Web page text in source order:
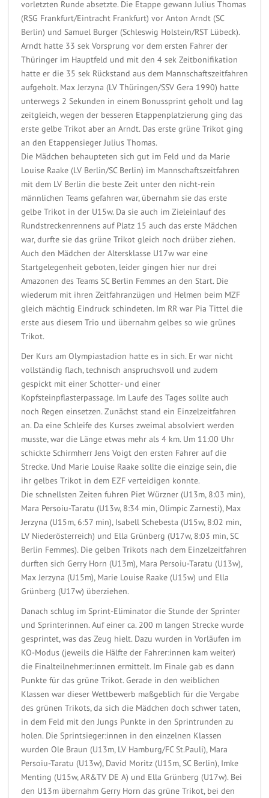
vorletzten Runde absetzte. Die Etappe gewann Julius Thomas
(RSG Frankfurt/Eintracht Frankfurt) vor Anton Arndt (SC
Berlin) und Samuel Burger (Schleswig Holstein/RST Lübeck).
Arndt hatte 33 sek Vorsprung vor dem ersten Fahrer der
Thüringer im Hauptfeld und mit den 4 sek Zeitbonifikation
hatte er die 35 sek Rückstand aus dem Mannschaftszeitfahren
aufgeholt. Max Jerzyna (LV Thüringen/SSV Gera 1990) hatte
unterwegs 2 Sekunden in einem Bonussprint geholt und lag
zeitgleich, wegen der besseren Etappenplatzierung ging das
erste gelbe Trikot aber an Arndt. Das erste grüne Trikot ging
an den Etappensieger Julius Thomas.
Die Mädchen behaupteten sich gut im Feld und da Marie
Louise Raake (LV Berlin/SC Berlin) im Mannschaftszeitfahren
mit dem LV Berlin die beste Zeit unter den nicht-rein
männlichen Teams gefahren war, übernahm sie das erste
gelbe Trikot in der U15w. Da sie auch im Zieleinlauf des
Rundstreckenrennens auf Platz 15 auch das erste Mädchen
war, durfte sie das grüne Trikot gleich noch drüber ziehen.
Auch den Mädchen der Altersklasse U17w war eine
Startgelegenheit geboten, leider gingen hier nur drei
Amazonen des Teams SC Berlin Femmes an den Start. Die
wiederum mit ihren Zeitfahranzügen und Helmen beim MZF
gleich mächtig Eindruck schindeten. Im RR war Pia Tittel die
erste aus diesem Trio und übernahm gelbes so wie grünes
Trikot.
Der Kurs am Olympiastadion hatte es in sich. Er war nicht
vollständig flach, technisch anspruchsvoll und zudem
gespickt mit einer Schotter- und einer
Kopfsteinpflasterpassage. Im Laufe des Tages sollte auch
noch Regen einsetzen. Zunächst stand ein Einzelzeitfahren
an. Da eine Schleife des Kurses zweimal absolviert werden
musste, war die Länge etwas mehr als 4 km. Um 11:00 Uhr
schickte Schirmherr Jens Voigt den ersten Fahrer auf die
Strecke. Und Marie Louise Raake sollte die einzige sein, die
ihr gelbes Trikot in dem EZF verteidigen konnte.
Die schnellsten Zeiten fuhren Piet Würzner (U13m, 8:03 min),
Mara Persoiu-Taratu (U13w, 8:34 min, Olimpic Zarnesti), Max
Jerzyna (U15m, 6:57 min), Isabell Schebesta (U15w, 8:02 min,
LV Niederösterreich) und Ella Grünberg (U17w, 8:03 min, SC
Berlin Femmes). Die gelben Trikots nach dem Einzelzeitfahren
durften sich Gerry Horn (U13m), Mara Persoiu-Taratu (U13w),
Max Jerzyna (U15m), Marie Louise Raake (U15w) und Ella
Grünberg (U17w) überziehen.
Danach schlug im Sprint-Eliminator die Stunde der Sprinter
und Sprinterinnen. Auf einer ca. 200 m langen Strecke wurde
gesprintet, was das Zeug hielt. Dazu wurden in Vorläufen im
KO-Modus (jeweils die Hälfte der Fahrer:innen kam weiter)
die Finalteilnehmer:innen ermittelt. Im Finale gab es dann
Punkte für das grüne Trikot. Gerade in den weiblichen
Klassen war dieser Wettbewerb maßgeblich für die Vergabe
des grünen Trikots, da sich die Mädchen doch schwer taten,
in dem Feld mit den Jungs Punkte in den Sprintrunden zu
holen. Die Sprintsieger:innen in den einzelnen Klassen
wurden Ole Braun (U13m, LV Hamburg/FC St.Pauli), Mara
Persoiu-Taratu (U13w), David Moritz (U15m, SC Berlin), Imke
Menting (U15w, AR&TV DE A) und Ella Grünberg (U17w). Bei
den U13m übernahm Gerry Horn das grüne Trikot, bei den